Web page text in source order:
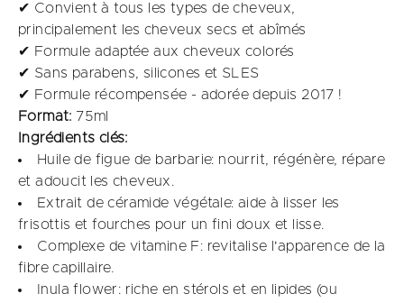
✔ Convient à tous les types de cheveux,
principalement les cheveux secs et abîmés
✔ Formule adaptée aux cheveux colorés
✔ Sans parabens, silicones et SLES
✔ Formule récompensée - adorée depuis 2017 !
Format: 75ml
Ingrédients clés:
Huile de figue de barbarie: nourrit, régénère, répare
et adoucit les cheveux.​
Extrait de céramide végétale: aide à lisser les
frisottis et fourches pour un fini doux et lisse. ​
Complexe de vitamine F: revitalise l'apparence de la
fibre capillaire.​
Inula flower: riche en stérols et en lipides (ou